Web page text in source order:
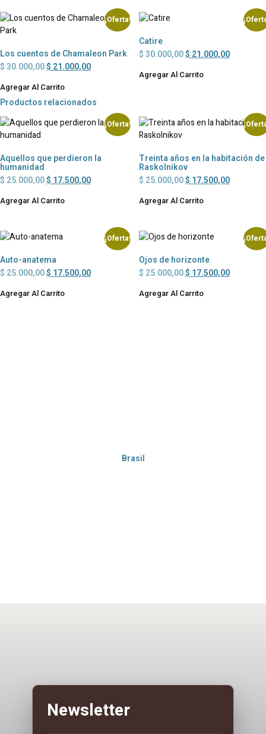
¡Oferta!
Los cuentos de Chamaleon Park
$ 30.000,00$ 21.000,00
Agregar Al Carrito
Catire
$ 30.000,00$ 21.000,00
Agregar Al Carrito
Productos relacionados
¡Oferta!
Aquellos que perdieron la
humanidad
$ 25.000,00$ 17.500,00
Agregar Al Carrito
Treinta años en la habitación de
Raskolnikov
$ 25.000,00$ 17.500,00
Agregar Al Carrito
¡Oferta!
Auto-anatema
$ 25.000,00$ 17.500,00
Agregar Al Carrito
Ojos de horizonte
$ 25.000,00$ 17.500,00
Agregar Al Carrito
Brasil